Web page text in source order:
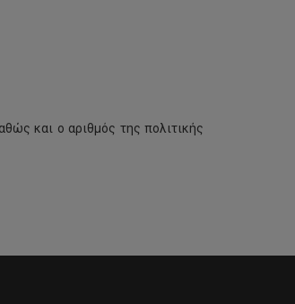
και ο αριθμός της πολιτικής